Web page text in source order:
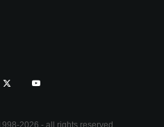
2026 - all rights reserved